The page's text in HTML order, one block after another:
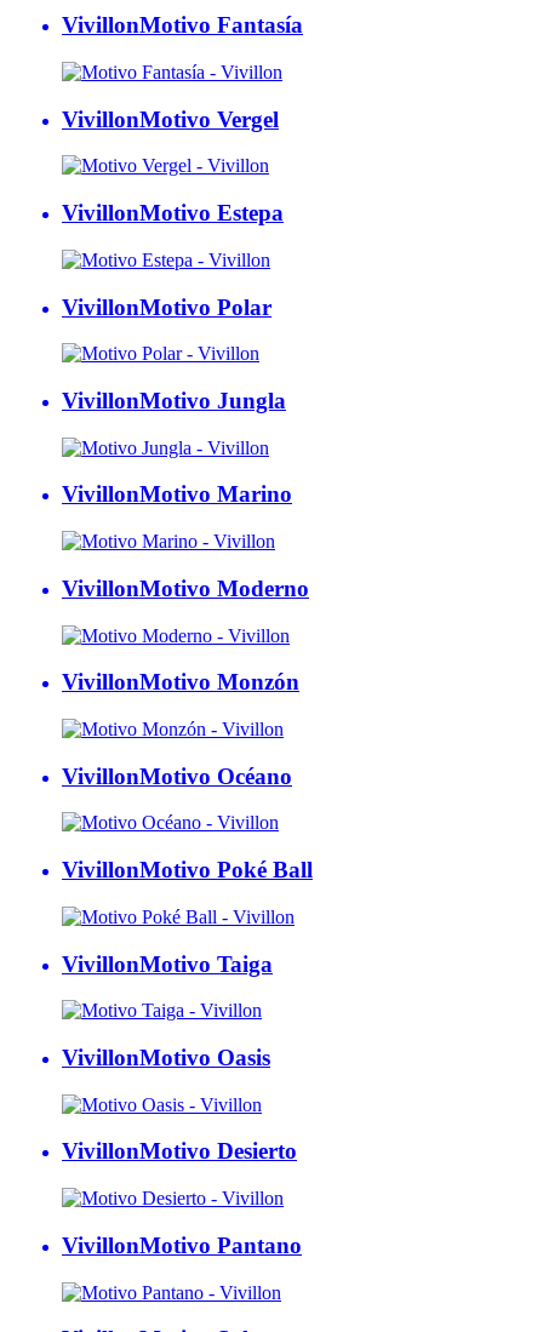
VivillonMotivo Fantasía
VivillonMotivo Vergel
VivillonMotivo Estepa
VivillonMotivo Polar
VivillonMotivo Jungla
VivillonMotivo Marino
VivillonMotivo Moderno
VivillonMotivo Monzón
VivillonMotivo Océano
VivillonMotivo Poké Ball
VivillonMotivo Taiga
VivillonMotivo Oasis
VivillonMotivo Desierto
VivillonMotivo Pantano